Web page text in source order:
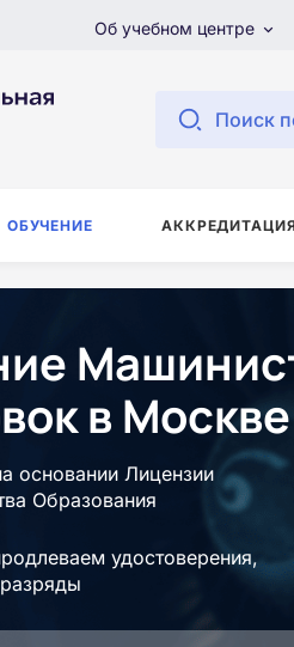
Об учебном центре
Поиск
ОБУЧЕНИЕ
в Москве
основании Лицензии
Образования
удостоверения,